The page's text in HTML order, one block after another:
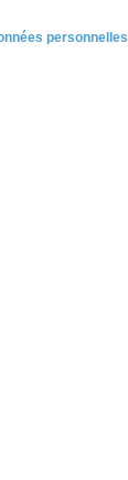
personnelles